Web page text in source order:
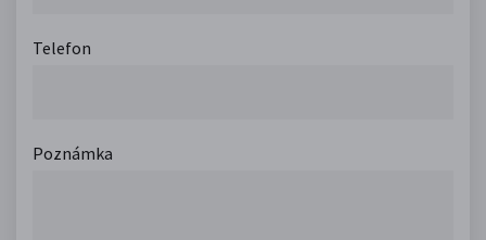
Telefon
Poznámka